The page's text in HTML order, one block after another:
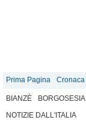
Prima Pagina Cronaca
BIANZÈ BORGOSESIA
NOTIZIE DALL'ITALIA